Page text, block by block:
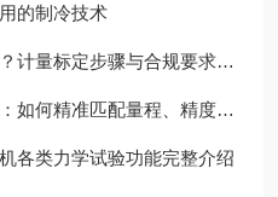
的制冷技术
量标定步骤与合规要求说明
、精度与测试模式，满足多样化检测需求？
各类力学试验功能完整介绍